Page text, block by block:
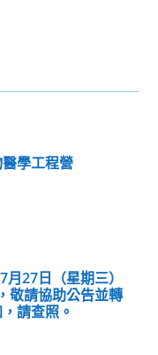
學工程營
27日（星期三）
敬請協助公告並轉
請查照。